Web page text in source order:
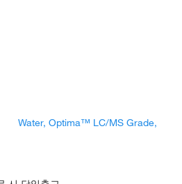
Water, Optima™ LC/MS Grade,